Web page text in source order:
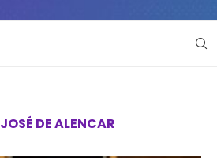
JOSÉ DE ALENCAR